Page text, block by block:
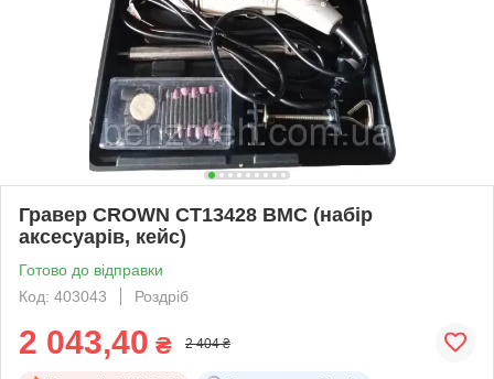
Гравер CROWN CT13428 BMC (набір
аксесуарів, кейс)
Готово до відправки
Код: 403043
Роздріб
2 043,40 ₴ 2 404 ₴